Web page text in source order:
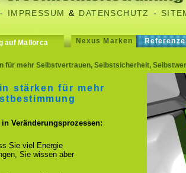
- IMPRESSUM & DATENSCHUTZ -
auf Mallorca Nexus Marken
für mehr Selbstvertrauen, Selbstsicherheit,
stärken für mehr
Veränderungsprozessen:
Sie viel Energie
Sie wissen aber